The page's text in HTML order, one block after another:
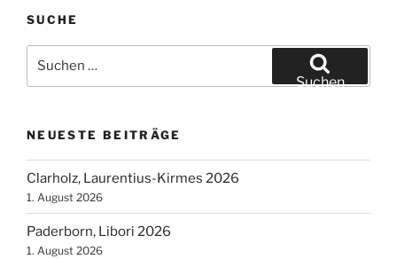
SUCHE
nach:
Suchen
NEUESTE BEITRÄGE
Clarholz, Laurentius-Kirmes 2026
1. August 2026
Paderborn, Libori 2026
1. August 2026